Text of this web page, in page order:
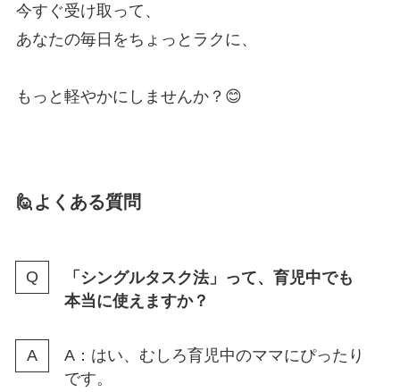
今すぐ受け取って、
あなたの毎日をちょっとラクに、
もっと軽やかにしませんか？😊
🙋よくある質問
「シングルタスク法」って、育児中でも
本当に使えますか？
A：はい、むしろ育児中のママにぴったり
です。